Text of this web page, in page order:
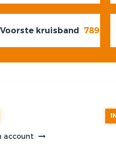
Voorste kruisband 789
account